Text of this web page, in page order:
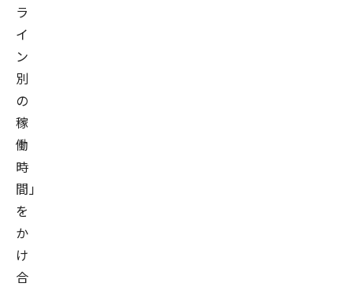
ラ
イ
ン
別
の
稼
働
時
間」
を
か
け
合